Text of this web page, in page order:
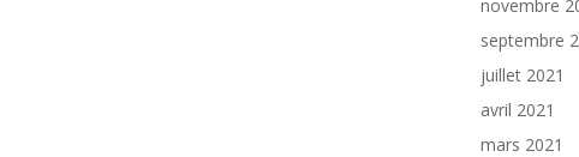
novembre
septembre
juillet 2021
avril 2021
mars 2021